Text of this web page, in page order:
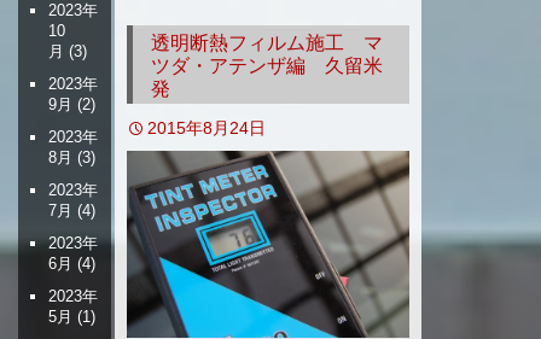
透明断熱フィルム施工 マ
ツダ・アテンザ編 久留米
発
2015年8月24日
2023年
10
月 (3)
2023年
9月 (2)
2023年
8月 (3)
2023年
7月 (4)
2023年
6月 (4)
2023年
5月 (1)